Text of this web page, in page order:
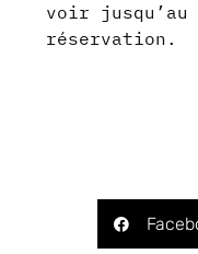
voir jusqu’au
réservation.